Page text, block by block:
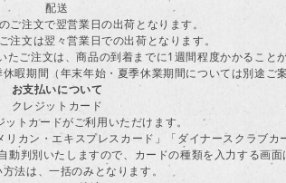
配送
ご注文で翌営業日の出荷となります。
注文は翌々営業日での出荷となります。
ご注文は、商品の到着までに1週間程度かかることが
暇期間（年末年始・夏季休業期間については別途ご案
お支払いについて
クレジットカード
ットカードがご利用いただけます。
カン・エキスプレスカード」「ダイナースクラブカ
判別いたしますので、カードの種類を入力する画面
法は、一括のみとなります。